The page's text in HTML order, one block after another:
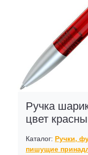
Ручка
цвет
Каталог: Ручки,
пишущие